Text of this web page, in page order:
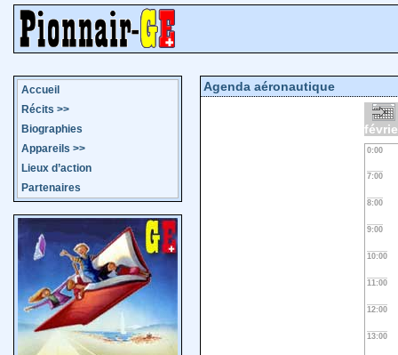
Accueil
Récits >>
Biographies
Appareils >>
Lieux d’action
Partenaires
Agenda aéronautique
0:00
7:00
8:00
9:00
10:00
11:00
12:00
13:00